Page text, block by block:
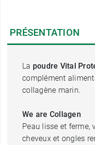
PRÉSENTATION
La poudre Vital
complément
collagène marin.
We are Collagen
Peau lisse et ferme,
cheveux et ongles